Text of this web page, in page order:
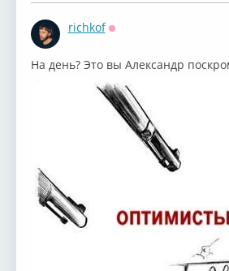
richkof
На день? Это вы Александр